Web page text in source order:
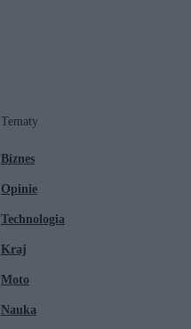
Tematy
Biznes
Opinie
Technologia
Kraj
Moto
Nauka